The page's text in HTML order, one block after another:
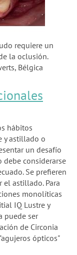
requiere un
la oclusión.
Bélgica
hábitos
y astillado o
un desafío
debe considerarse
Se prefieren
el astillado. Para
monolíticas
IQ Lustre y
puede ser
de Circonia
ópticos"